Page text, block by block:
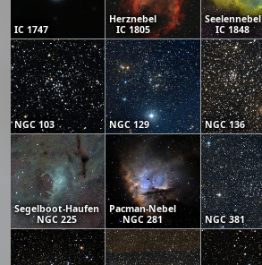
IC 1747
Herznebel
IC 1805
Seelennebel
IC 1848
NGC 103 NGC 129 NGC 136
Segelboot-Haufen
NGC 225
Pacman-Nebel
NGC 281
NGC 381